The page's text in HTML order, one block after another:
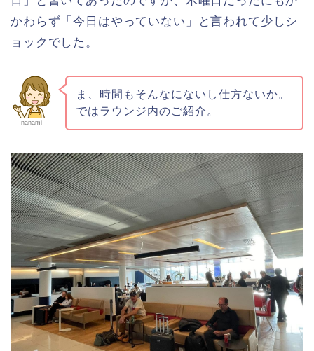
かわらず「今日はやっていない」と言われて少しシ
ョックでした。
nanami
ま、時間もそんなにないし仕方ないか。
ではラウンジ内のご紹介。